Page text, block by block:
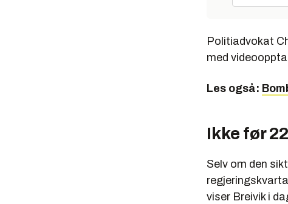
Politiadvokat
med
Les også:
Ikke før
Selv om den
viser Breivik i